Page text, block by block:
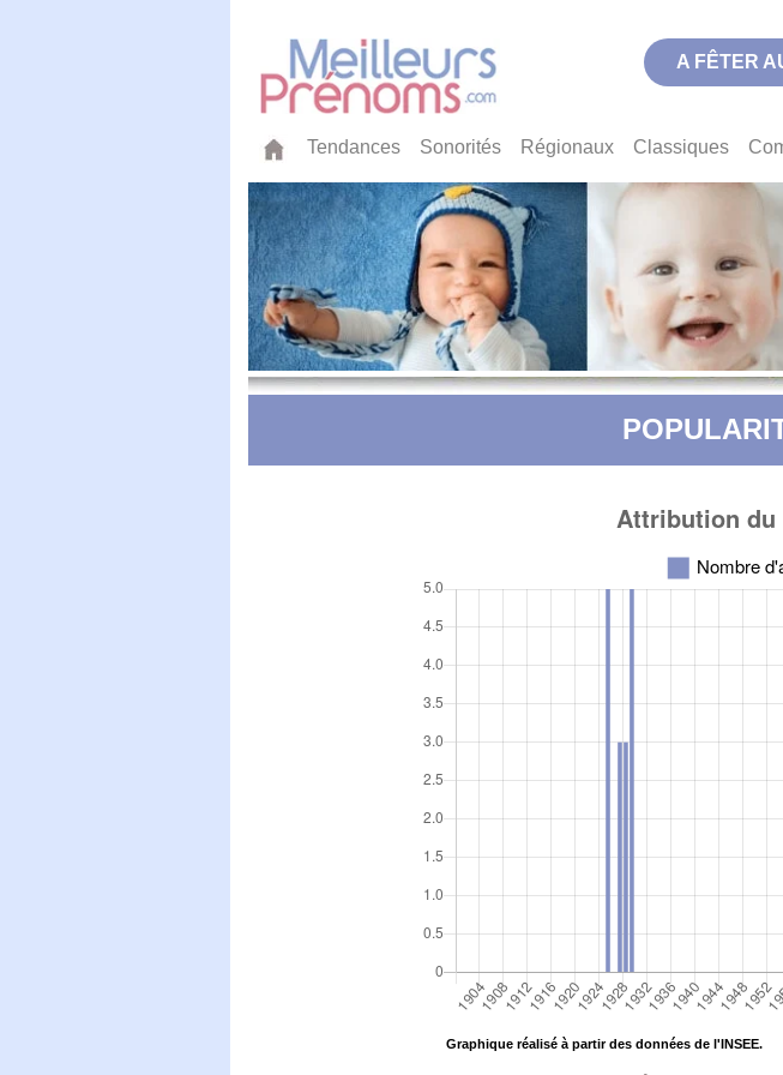
A FÊTER
Tendances Sonorités Régionaux Classiques
Graphique réalisé à partir des données de l'INSEE.